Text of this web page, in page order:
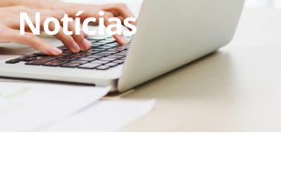
Notícias